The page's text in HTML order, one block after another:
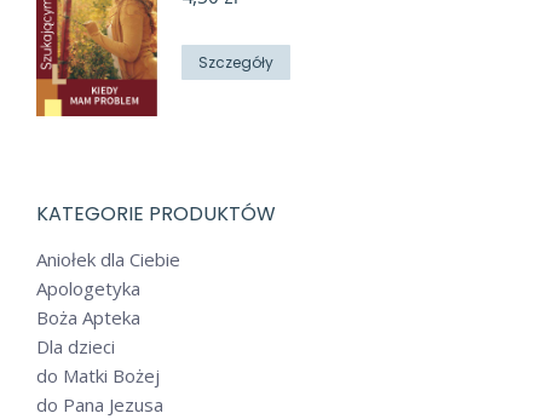
Szczegóły
KATEGORIE PRODUKTÓW
Aniołek dla Ciebie
Apologetyka
Boża Apteka
Dla dzieci
do Matki Bożej
do Pana Jezusa